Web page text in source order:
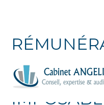
Aller
au
Piloter votre entreprise
Gérer vos ressources
VERSÉE